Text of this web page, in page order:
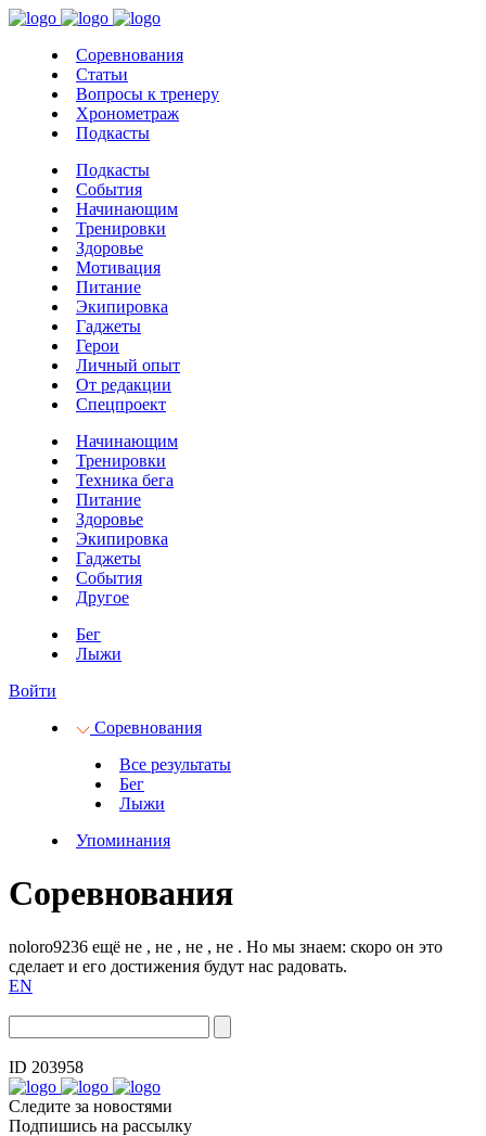
Соревнования
Статьи
Вопросы к тренеру
Хронометраж
Подкасты
Подкасты
События
Начинающим
Тренировки
Здоровье
Мотивация
Питание
Экипировка
Гаджеты
Герои
Личный опыт
От редакции
Спецпроект
Начинающим
Тренировки
Техника бега
Питание
Здоровье
Экипировка
Гаджеты
События
Другое
Бег
Лыжи
Войти
Соревнования
Все результаты
Бег
Лыжи
Упоминания
Соревнования
noloro9236 ещё не , не , не , не . Но мы знаем: скоро он это
сделает и его достижения будут нас радовать.
EN
ID 203958
Следите за новостями
Подпишись на рассылку